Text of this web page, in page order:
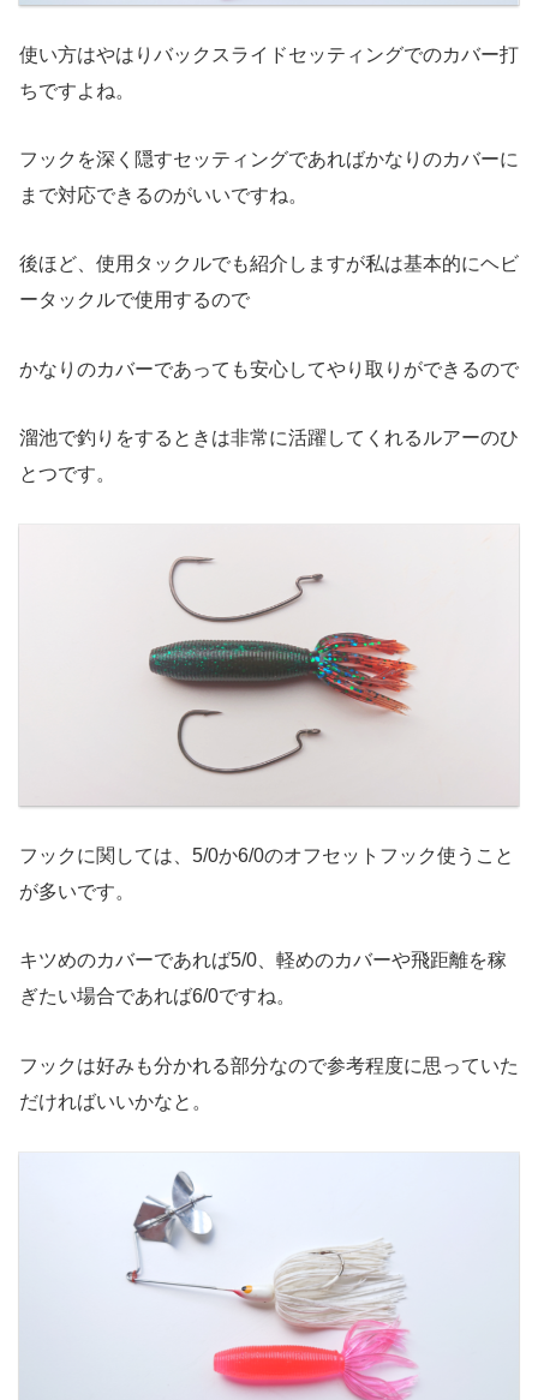
使い方はやはりバックスライドセッティングでのカバー打
ちですよね。
フックを深く隠すセッティングであればかなりのカバーに
まで対応できるのがいいですね。
後ほど、使用タックルでも紹介しますが私は基本的にヘビ
ータックルで使用するので
かなりのカバーであっても安心してやり取りができるので
溜池で釣りをするときは非常に活躍してくれるルアーのひ
とつです。
フックに関しては、5/0か6/0のオフセットフック使うこと
が多いです。
キツめのカバーであれば5/0、軽めのカバーや飛距離を稼
ぎたい場合であれば6/0ですね。
フックは好みも分かれる部分なので参考程度に思っていた
だければいいかなと。